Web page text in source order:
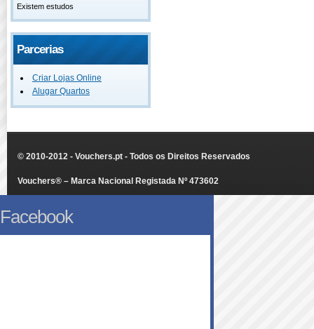
Existem estudos
Parcerias
Criar Lojas Online
Alugar Quartos
© 2010-2012 - Vouchers.pt - Todos os Direitos Reservados
Vouchers® – Marca Nacional Registada Nº 473602
Facebook